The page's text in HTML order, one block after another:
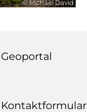
© Michael David
Geoportal
Kontaktformular